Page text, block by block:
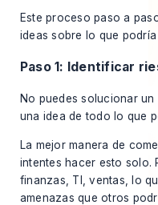
Este proceso paso a
ideas sobre lo que
Paso 1: Identificar
No puedes solucionar
una idea de todo lo que
La mejor manera de
intentes hacer esto solo.
finanzas, TI, ventas, lo
amenazas que otros